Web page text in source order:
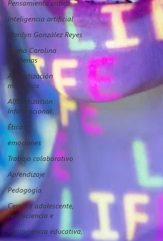
Pensamiento crítico
Inteligencia artificial
Marilyn González Reyes
Diana Carolina
Cárdenas
Alfabetización
mediática
Alfabetización
Informacional
Ética
emociones
Trabajo colaborativo
Aprendizaje
Pedagogía
Cerebro adolescente,
neurociencia e
neurociencia educativa,